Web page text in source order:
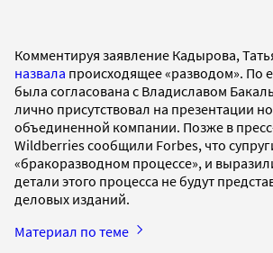
Комментируя заявление Кадырова,
назвала происходящее «разводом». По
была согласована с Владиславом
лично присутствовал на презентации
объединенной компании. Позже в
Wildberries сообщили Forbes, что
«бракоразводном процессе», и
детали этого процесса не будут
деловых изданий.
Материал по теме